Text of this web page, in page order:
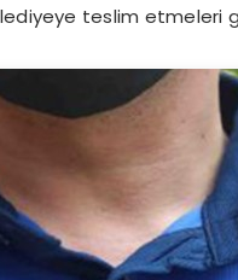
teslim etmeleri